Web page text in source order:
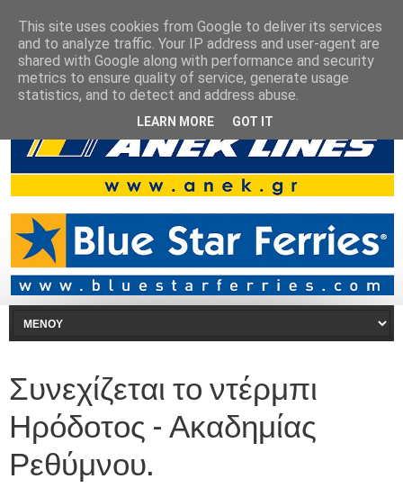
Συνεχίζεται το ντέρμπι
Ηρόδοτος - Ακαδημίας
Ρεθύμνου.
This site uses cookies from Google to deliver its services
and to analyze traffic. Your IP address and user-agent are
shared with Google along with performance and security
metrics to ensure quality of service, generate usage
statistics, and to detect and address abuse.
LEARN MORE GOT IT